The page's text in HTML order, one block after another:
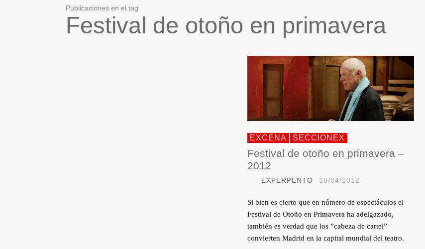
Publicaciones en el tag
Festival de otoño en primavera
EXCENA SECCIONEX
Festival de otoño en primavera –
2012
EXPERPENTO 18/04/2012
Si bien es cierto que en número de espectáculos el
Festival de Otoño en Primavera ha adelgazado,
también es verdad que los ”cabeza de cartel”
convierten Madrid en la capital mundial del teatro.